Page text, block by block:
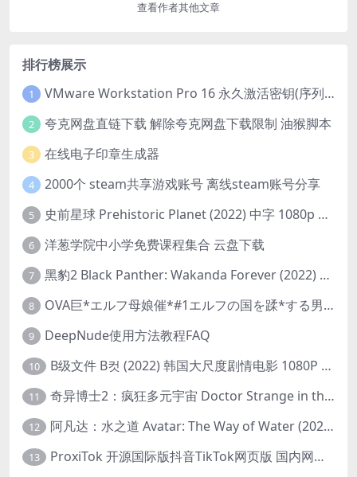
查看作者其他文章
排行榜展示
1 VMware Workstation Pro 16 永久激活密钥(序列号)
2 夸克网盘直链下载 解除夸克网盘下载限制 油猴脚本
3 在线电子印章生成器
4 2000个 steam共享游戏账号 离线steam账号分享
5 史前星球 Prehistoric Planet (2022) 中字 1080p 高清 阿里云盘 2022.5.27已更新全集
6 洋葱学院中小学免费课程集合 云盘下载
7 黑豹2 Black Panther: Wakanda Forever (2022) 高清版
8 OVA巨*エルフ母娘催*#1エルフの国を蹂*する男。汚された女王と姫
9 DeepNude使用方法教程FAQ
10 B级文件 B컷 (2022) 韩国大尺度剧情电影 1080P 中字
11 奇异博士2：疯狂多元宇宙 Doctor Strange in the Multiverse of Madness (2022) 高清版1080p
12 阿凡达：水之道 Avatar: The Way of Water (2022) 1080p 2k 4k 中文字幕
13 ProxiTok 开源国际版抖音TikTok网页版 国内网络直连